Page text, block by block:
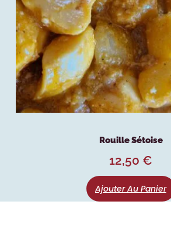
Rouille Sétoise
12,50 €
Ajouter Au Panier